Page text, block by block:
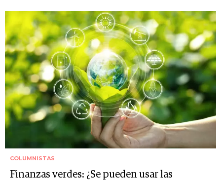
COLUMNISTAS
Finanzas verdes: ¿Se pueden usar las